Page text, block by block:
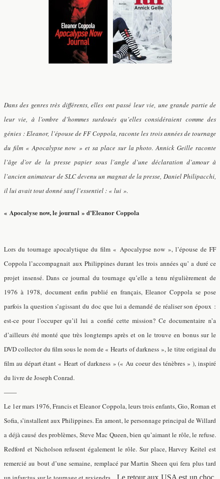
Dans des genres très différents, elles ont passé leur vie, une grande partie de
leur vie, à l’ombre d’hommes surdoués qu’elles considéraient comme des
génies : Eleanor, l’épouse de FF Coppola, raconte les trois années de tournage
du film « Apocalypse now » et sa place sur la photo. Annick Geille raconte
l’âge d’or de la presse papier sous l’angle d’une déclaration d’amour à
l’ancien animateur de SLC devenu un magnat de la presse, Daniel Philipacchi,
il lui avait tout donné sauf l’essentiel : « lui ».
« Apocalyse now, le journal » d’Eleanor Coppola
Lors du tournage apocalytique du film « Apocalypse now », l’épouse de FF
Coppola l’accompagnait aux Philippines durant les trois années qu’ a duré ce
projet insensé. Dans ce journal du tournage qu’elle a tenu régulièrement de
1976 à 1978, document enfin publié en français, Eleanor Coppola se pose
parfois la question s’agissant du doc que lui a demandé de réaliser son époux :
est-ce pour l’occuper qu’il lui a confié cette mission? Ce documentaire n’a
d’ailleurs été monté que très longtemps après et on le trouve en bonus sur le
DVD collector du film sous le nom de « Hearts of darkness », le titre original du
film au départ étant « Heart of darkness » (« Au coeur des ténèbres »), inspiré
du livre de Joseph Conrad.
——
Le 1er mars 1976, Francis et Eleanor Coppola, leurs trois enfants, Gio, Roman et
Sofia, s’installent aux Philippines. En amont, le personnage principal de Willard
a déjà causé des problèmes, Steve Mac Queen, bien qu’aimant le rôle, le refuse.
Redford et Nicholson refusent également le rôle. Sur place, Harvey Keitel est
remercié au bout d’une semaine, remplacé par Martin Sheen qui fera plus tard
Le retour aux USA est un choc,